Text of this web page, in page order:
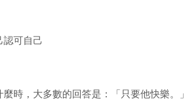
認可自己
時，大多數的回答是：「只要他快樂。」